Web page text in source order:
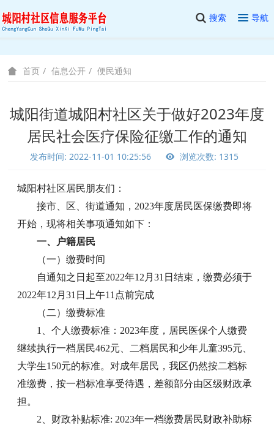
搜索 导航
首页 信息公开 便民通知
城阳街道城阳村社区关于做好2023年度
居民社会医疗保险征缴工作的通知
发布时间: 2022-11-01 10:25:56 浏览次数: 1315
城阳村社区居民朋友们 ：
接市、区、街道通知，2023年度居民医保缴费即将
开始，现将相关事项通知如下：
一、户籍居民
（一）缴费时间
自通知之日起至2022年12月31日结束，缴费必须于
2022年12月31日上午11点前完成
（二）缴费标准
1、个人缴费标准：2023年度，居民医保个人缴费
继续执行一档居民462元、二档居民和少年儿童395元、
大学生150元的标准。对成年居民，我区仍然按二档标
准缴费，按一档标准享受待遇，差额部分由区级财政承
担。
2、财政补贴标准: 2023年一档缴费居民财政补助标